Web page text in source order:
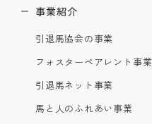
事業紹介
引退馬協会の事業
フォスターペアレント事業
引退馬ネット事業
馬と人のふれあい事業